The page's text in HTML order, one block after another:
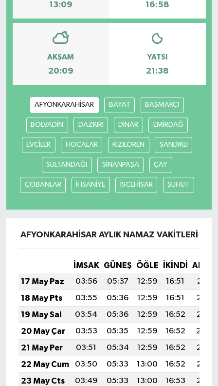
13:09 16:58
AKŞAM
20:09
YATSI
21:38
AFYONKARAHİSAR BAYAT BAŞMAKÇI
BOLVADİN DAZKIRI DİNAR EMİRDAĞ
EVCİLER HOCALAR KIZILÖREN SANDIKLI
SULTANDAĞI SİNANPAŞA ÇAY
ÇOBANLAR İHSANİYE İSCEHİSAR ŞUHUT
AFYONKARAHİSAR AYLIK NAMAZ VAKITLERI
İMSAK GÜNEŞ ÖĞLE İKINDI
17 May Paz
03:56 05:37 12:59 16:51
20:11
18 May Pts
03:55 05:36 12:59 16:51
20:12
19 May Sal
03:54 05:36 12:59 16:52
20:13
20 May Çar
03:53 05:35 12:59 16:52
20:14
21 May Per
03:51 05:34 12:59 16:52
20:15
22 May Cum
03:50 05:33 13:00 16:52
20:16
23 May Cts
03:49 05:33 13:00 16:53
20:16